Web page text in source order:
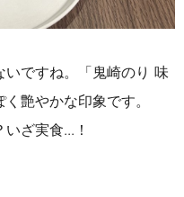
いですね。「鬼崎のり 味
艶やかな印象です。
ざ実食...！